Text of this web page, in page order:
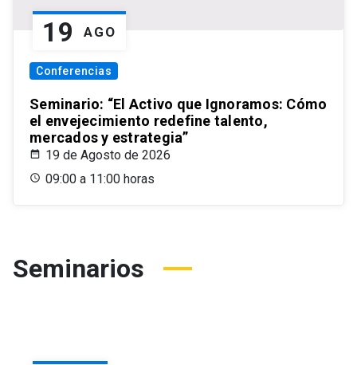
19 AGO
Conferencias
Seminario: “El Activo que Ignoramos: Cómo
el envejecimiento redefine talento,
mercados y estrategia”
19 de Agosto de 2026
09:00 a 11:00 horas
Seminarios